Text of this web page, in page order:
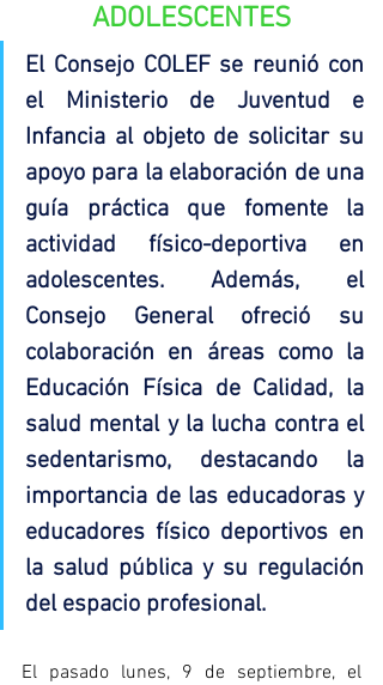
ADOLESCENTES
El Consejo COLEF se reunió con
el Ministerio de Juventud e
Infancia al objeto de solicitar su
apoyo para la elaboración de una
guía práctica que fomente la
actividad físico-deportiva en
adolescentes. Además, el
Consejo General ofreció su
colaboración en áreas como la
Educación Física de Calidad, la
salud mental y la lucha contra el
sedentarismo, destacando la
importancia de las educadoras y
educadores físico deportivos en
la salud pública y su regulación
del espacio profesional.
El pasado lunes, 9 de septiembre, el